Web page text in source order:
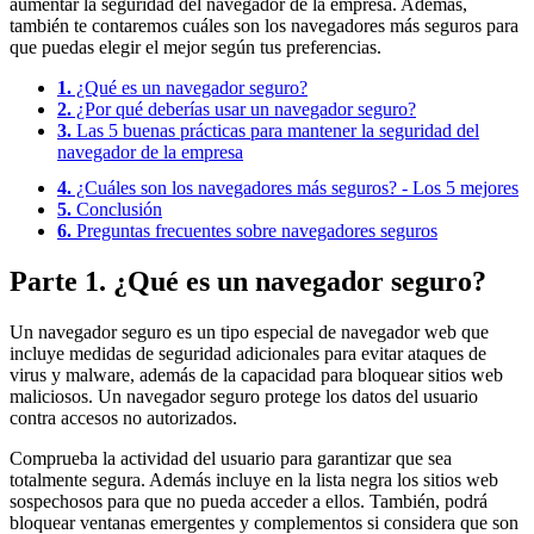
también te contaremos cuáles son los navegadores más seguros para
que puedas elegir el mejor según tus preferencias.
1. ¿Qué es un navegador seguro?
2. ¿Por qué deberías usar un navegador seguro?
3. Las 5 buenas prácticas para mantener la seguridad del
navegador de la empresa
4. ¿Cuáles son los navegadores más seguros? - Los 5 mejores
5. Conclusión
6. Preguntas frecuentes sobre navegadores seguros
Parte 1. ¿Qué es un navegador seguro?
Un navegador seguro es un tipo especial de navegador web que
incluye medidas de seguridad adicionales para evitar ataques de
virus y malware, además de la capacidad para bloquear sitios web
maliciosos. Un navegador seguro protege los datos del usuario
contra accesos no autorizados.
Comprueba la actividad del usuario para garantizar que sea
totalmente segura. Además incluye en la lista negra los sitios web
sospechosos para que no pueda acceder a ellos. También, podrá
bloquear ventanas emergentes y complementos si considera que son